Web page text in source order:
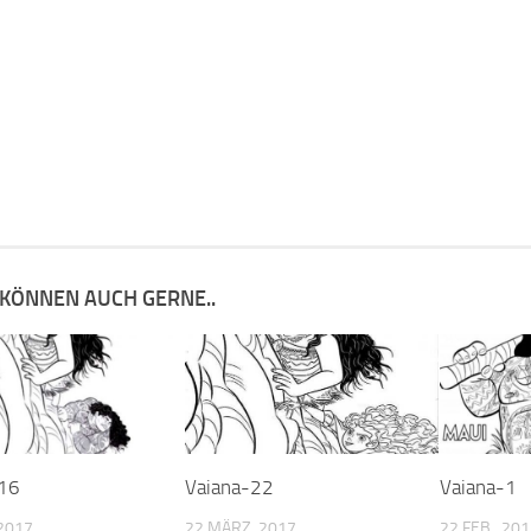
AUCH GERNE..
Vaiana-22 Vaiana-1